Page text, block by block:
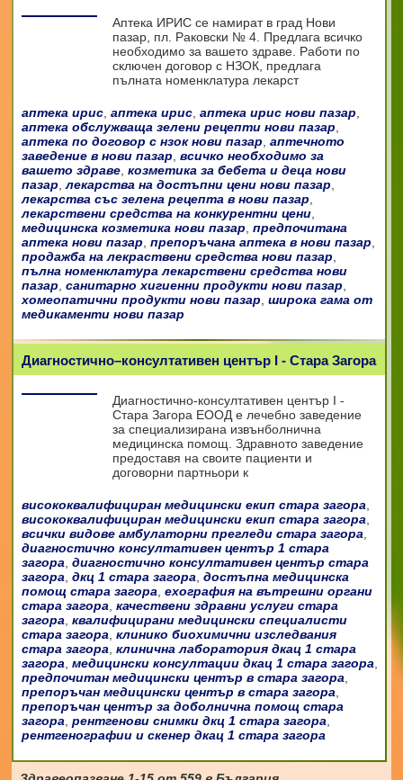
Аптека ИРИС се намират в град Нови
пазар, пл. Раковски № 4. Предлага всичко
необходимо за вашето здраве. Работи по
сключен договор с НЗОК, предлага
пълната номенклатура лекарст
аптека ирис, аптека ирис, аптека ирис нови пазар
аптека обслужваща зелени рецепти нови пазар
аптека по договор с нзок нови пазар аптечното
заведение в нови пазар всичко необходимо за
вашето здраве, козметика за бебета и деца нови
пазар ,лекарства на достъпни цени нови пазар
лекарства със зелена рецепта в нови пазар
лекарствени средства на конкурентни цени,
медицинска козметика нови пазар предпочитана
аптека нови пазар препоръчана аптека в нови пазар
продажба на лекраствени средства нови пазар
пълна номенклатура лекарствени средства нови
пазар санитарно хигиенни продукти нови пазар
хомеопатични продукти нови пазар широка гама от
медикаменти нови пазар
Диагностично–консултативен център І - Стара Загора
Диагностично-консултативен център I -
Стара Загора ЕООД е лечебно заведение
за специализирана извънболнична
медицинска помощ. Здравното заведение
предоставя на своите пациенти и
договорни партньори к
висококвалифициран медицински екип стара загора
висококвалифициран медицински екип стара загора
всички видове амбулаторни прегледи стара загора
диагностично консултативен център 1 стара
загора диагностично консултативен център стара
загора дкц 1 стара загора достъпна медицинска
помощ стара загора ехография на вътрешни органи
стара загора качествени здравни услуги стара
загора квалифицирани медицински специалисти
стара загора клинико биохимични изследвания
стара загора клинична лаборатория дкац 1 стара
загора медицински консултации дкац 1 стара загора
предпочитан медицински център в стара загора
препоръчан медицински център в стара загора
препоръчан център за доболнична помощ стара
загора рентгенови снимки дкц 1 стара загора
рентгенографии и скенер дкац 1 стара загора